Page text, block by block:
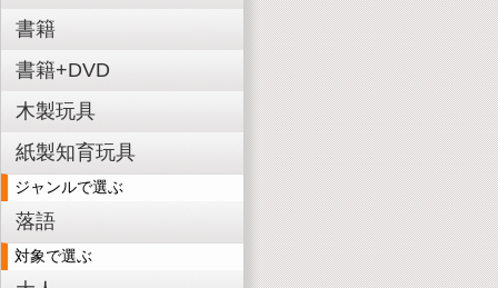
書籍
書籍+DVD
木製玩具
紙製知育玩具
ジャンルで選ぶ
落語
対象で選ぶ